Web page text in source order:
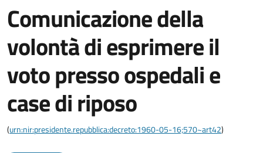
Comunicazione della
volontà di esprimere il
voto presso ospedali e
case di riposo
(urn:nir:presidente.repubblica:decreto:1960-05-16;570~art42)